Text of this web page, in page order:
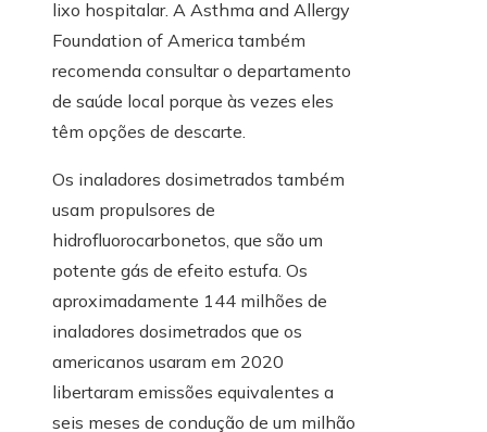
lixo hospitalar. A Asthma and Allergy
Foundation of America também
recomenda consultar o departamento
de saúde local porque às vezes eles
têm opções de descarte.
Os inaladores dosimetrados também
usam propulsores de
hidrofluorocarbonetos, que são um
potente gás de efeito estufa. Os
aproximadamente 144 milhões de
inaladores dosimetrados que os
americanos usaram em 2020
libertaram emissões equivalentes a
seis meses de condução de um milhão